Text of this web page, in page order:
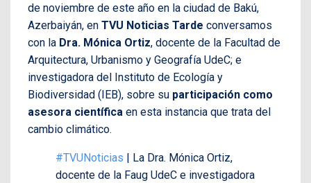
de noviembre de este año en la ciudad de Bakú,
Azerbaiyán, en TVU Noticias Tarde conversamos
con la Dra. Mónica Ortiz, docente de la Facultad de
Arquitectura, Urbanismo y Geografía UdeC; e
investigadora del Instituto de Ecología y
Biodiversidad (IEB), sobre su participación como
asesora científica en esta instancia que trata del
cambio climático.
#TVUNoticias | La Dra. Mónica Ortiz,
docente de la Faug UdeC e investigadora